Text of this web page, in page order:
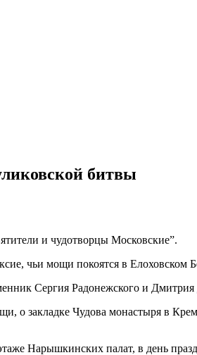
битвы
и чудотворцы Московские”.
чьи мощи покоятся в Елоховском
Сергия Радонежского и
о закладке Чудова монастыря в
Нарышкинских палат, в день